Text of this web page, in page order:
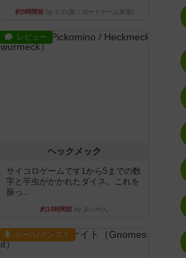
約5時間前by ヒロ(新！ボードゲーム家族)
レビュー
ヘックメック
サイコロゲームです1から5までの数
字と芋虫がかかれたダイス。これを
振っ...
約14時間前 by みいやん
ルール/インスト